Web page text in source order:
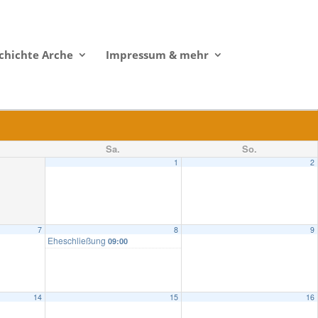
Arche Impressum & mehr
Sa. So.
1 2
7 8
Eheschließung 09:00
9
14 15 16